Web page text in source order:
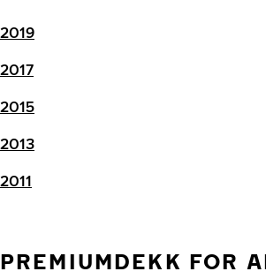
2019
2017
2015
2013
2011
PREMIUMDEKK FOR